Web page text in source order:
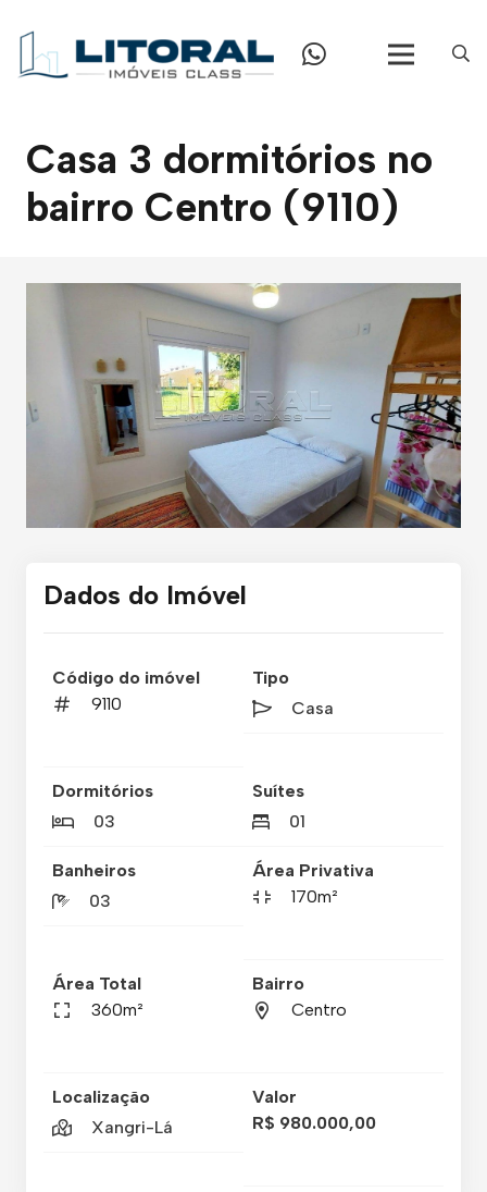
Casa 3 dormitórios no
bairro Centro (9110)
Dados do Imóvel
Código do imóvel
9110
Tipo
Casa
Dormitórios
03
Suítes
01
Banheiros
03
Área Privativa
170m²
Área Total
360m²
Bairro
Centro
Localização
Xangri-Lá
Valor
R$ 980.000,00